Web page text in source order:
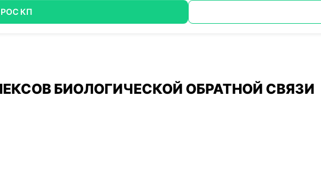
КП
БИОЛОГИЧЕСКОЙ ОБРАТНОЙ СВЯЗИ